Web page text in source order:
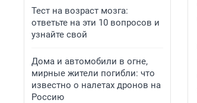
Тест на возраст мозга:
ответьте на эти 10 вопросов и
узнайте свой
Дома и автомобили в огне,
мирные жители погибли: что
известно о налетах дронов на
Россию